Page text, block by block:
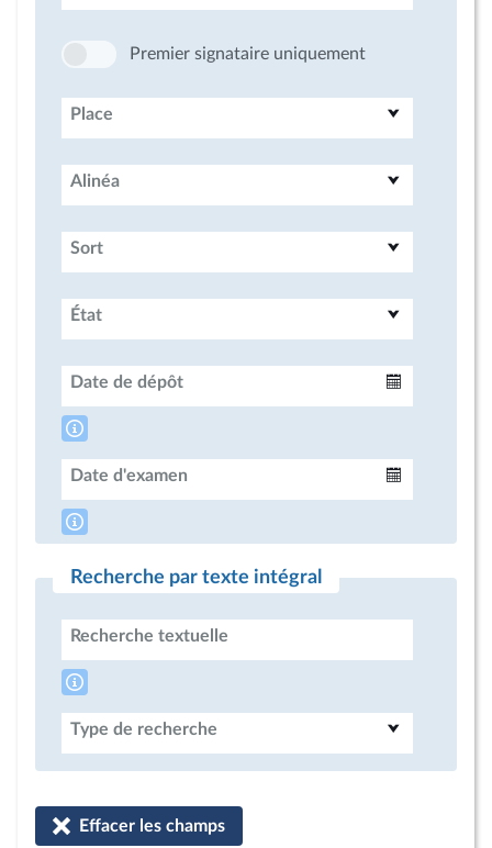
Premier signataire uniquement
Place
Alinéa
Sort
État
Date de dépôt
Date d'examen
Recherche par texte intégral
Recherche textuelle
Type de recherche
Effacer les champs